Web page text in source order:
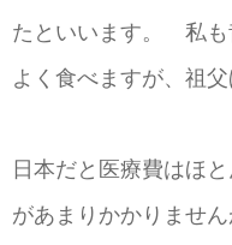
たといいます。 私も
よく食べますが、祖
日本だと医療費はほ
があまりかかりませ